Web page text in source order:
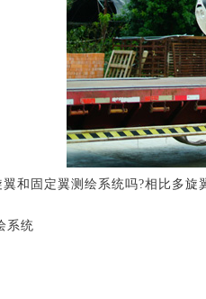
和固定翼测绘系统吗?相比多
系统